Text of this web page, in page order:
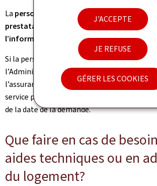
J'ACCEPTE
JE REFUSE
GÉRER LES COOKIES
La personne concernée peut contacter
prestataire de son choix (un réseau
l’informera de ses modalités de prise en
Si la personne est reconnue dépendante
l’Administration d’évaluation et de contrôle
l’assurance dépendance, les aides et soins
service professionnel (prestations en
de la date de la demande.
Que faire en cas de
aides techniques ou en
du logement?